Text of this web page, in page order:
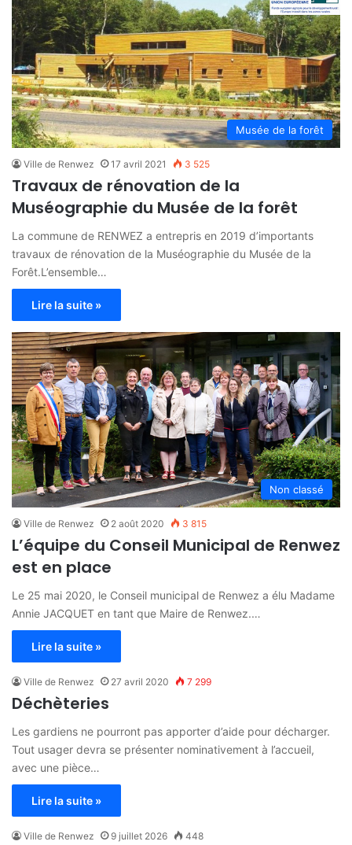
Musée de la forêt
Ville de Renwez 17 avril 2021 3 525
Travaux de rénovation de la
Muséographie du Musée de la forêt
La commune de RENWEZ a entrepris en 2019 d’importants
travaux de rénovation de la Muséographie du Musée de la
Forêt.L’ensemble…
Lire la suite »
Non classé
Ville de Renwez 2 août 2020 3 815
L’équipe du Conseil Municipal de Renwez
est en place
Le 25 mai 2020, le Conseil municipal de Renwez a élu Madame
Annie JACQUET en tant que Maire de Renwez.…
Lire la suite »
Ville de Renwez 27 avril 2020 7 299
Déchèteries
Les gardiens ne pourront pas apporter d’aide pour décharger.
Tout usager devra se présenter nominativement à l’accueil,
avec une pièce…
Lire la suite »
Ville de Renwez 9 juillet 2026 448